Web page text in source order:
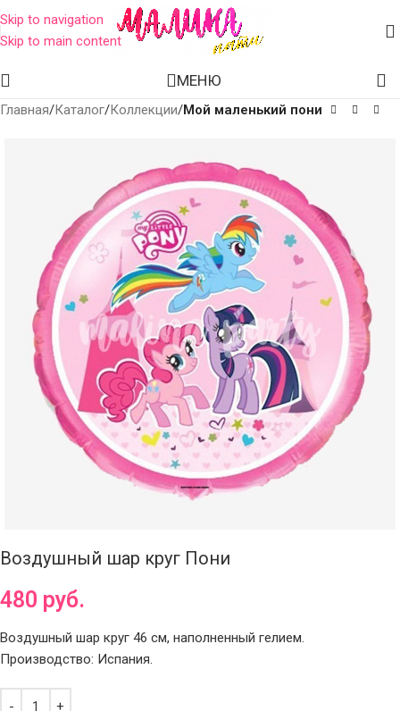
Skip to navigation
Skip to main content
МЕНЮ
Главная Каталог Коллекции Мой маленький пони
Воздушный шар круг Пони
480 руб.
Воздушный шар круг 46 см, наполненный гелием.
Производство: Испания.